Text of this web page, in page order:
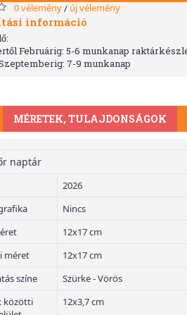
0 vélemény/ új vélemény
információ
Februárig: 5-6 munkanap
7-9 munkanap
MÉRETEK, TULAJDONSÁGOK
naptár
2026
Nincs
12x17 cm
méret
12x17 cm
színe
Szürke - Vörös
közötti
12x3,7 cm